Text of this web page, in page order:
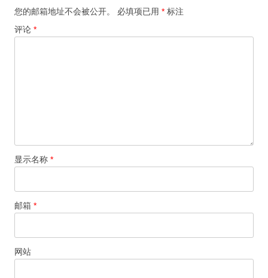
您的邮箱地址不会被公开。 必填项已用 * 标注
评论 *
显示名称 *
邮箱 *
网站